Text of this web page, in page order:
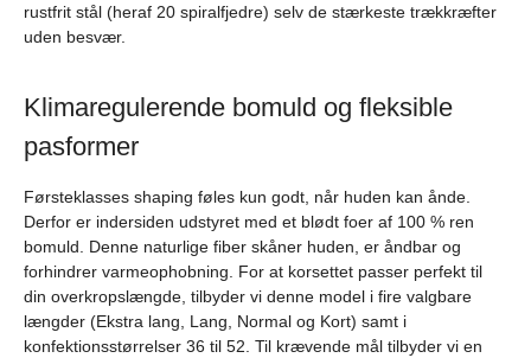
rustfrit stål (heraf 20 spiralfjedre) selv de stærkeste trækkræfter
uden besvær.
Klimaregulerende bomuld og fleksible
pasformer
Førsteklasses shaping føles kun godt, når huden kan ånde.
Derfor er indersiden udstyret med et blødt foer af 100 % ren
bomuld. Denne naturlige fiber skåner huden, er åndbar og
forhindrer varmeophobning. For at korsettet passer perfekt til
din overkropslængde, tilbyder vi denne model i fire valgbare
længder (Ekstra lang, Lang, Normal og Kort) samt i
konfektionsstørrelser 36 til 52. Til krævende mål tilbyder vi en